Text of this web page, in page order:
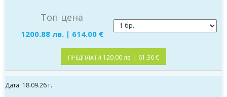
Топ цена
1200.88 лв. | 614.00 €
ПРЕДПЛАТИ 120.00 лв. | 61.36 €
Дата: 18.09.26 г.